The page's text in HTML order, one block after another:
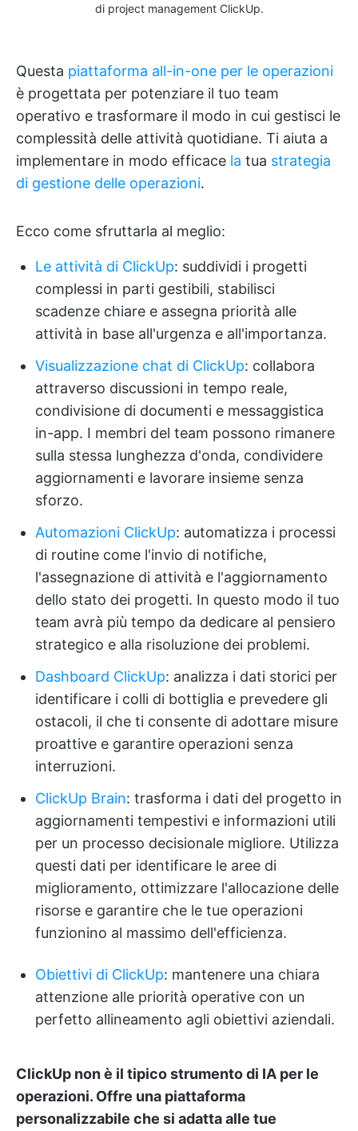
di project management ClickUp.
Questa piattaforma all-in-one per le operazioni
è progettata per potenziare il tuo team
operativo e trasformare il modo in cui gestisci le
complessità delle attività quotidiane. Ti aiuta a
implementare in modo efficace la tua strategia
di gestione delle operazioni.
Ecco come sfruttarla al meglio:
Le attività di ClickUp: suddividi i progetti
complessi in parti gestibili, stabilisci
scadenze chiare e assegna priorità alle
attività in base all'urgenza e all'importanza.
Visualizzazione chat di ClickUp: collabora
attraverso discussioni in tempo reale,
condivisione di documenti e messaggistica
in-app. I membri del team possono rimanere
sulla stessa lunghezza d'onda, condividere
aggiornamenti e lavorare insieme senza
sforzo.
Automazioni ClickUp: automatizza i processi
di routine come l'invio di notifiche,
l'assegnazione di attività e l'aggiornamento
dello stato dei progetti. In questo modo il tuo
team avrà più tempo da dedicare al pensiero
strategico e alla risoluzione dei problemi.
Dashboard ClickUp: analizza i dati storici per
identificare i colli di bottiglia e prevedere gli
ostacoli, il che ti consente di adottare misure
proattive e garantire operazioni senza
interruzioni.
ClickUp Brain: trasforma i dati del progetto in
aggiornamenti tempestivi e informazioni utili
per un processo decisionale migliore. Utilizza
questi dati per identificare le aree di
miglioramento, ottimizzare l'allocazione delle
risorse e garantire che le tue operazioni
funzionino al massimo dell'efficienza.
Obiettivi di ClickUp: mantenere una chiara
attenzione alle priorità operative con un
perfetto allineamento agli obiettivi aziendali.
ClickUp non è il tipico strumento di IA per le
operazioni. Offre una piattaforma
personalizzabile che si adatta alle tue